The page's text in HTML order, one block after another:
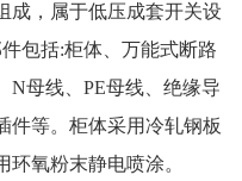
成，属于低压成套开关设
包括:柜体、万能式断路
N母线、PE母线、绝缘导
件等。柜体采用冷轧钢板
氧粉末静电喷涂。